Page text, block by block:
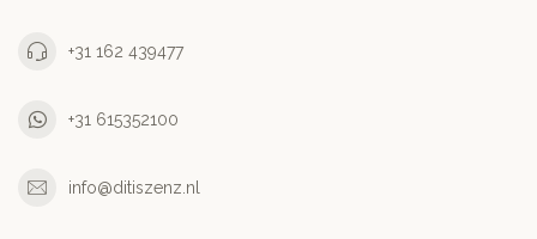
+31 162 439477
+31 615352100
info@ditiszenz.nl